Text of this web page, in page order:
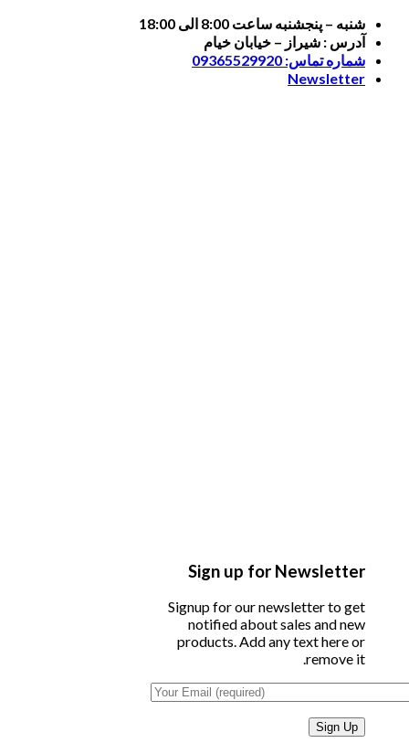
Skip
content
شنبه – پنجشنبه ساعت 8:00 الی 18:00
آدرس : شیراز – خیابان خیام
شماره تماس: 09365529920
Newsletter
Sign up for Newsletter
Signup for our newsletter to get
notified about sales and new
products. Add any text here or
remove it.